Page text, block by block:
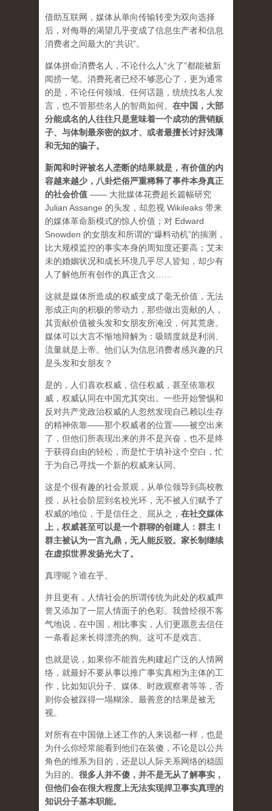
借助互联网，媒体从单向传输转变为双向选择
后，对侮辱的渴望几乎变成了信息生产者和信息
消费者之间最大的“共识”。
媒体拼命消费名人，不论什么人“火了”都能被新
闻捞一笔。消费死者已经不够恶心了，更为通常
的是，不论任何领域、任何话题，统统找名人发
言，也不管那些名人的智商如何。 在中国，大部
分能成名的人往往只是意味着一个成功的营销贩
子、与体制最亲密的奴才、或者最擅长讨好浅薄
和无知的骗子。
新闻和时评被名人垄断的结果就是，有价值的内
容越来越少，八卦烂俗严重稀释了事件本身真正
的社会价值 —— 大批媒体花费超长篇幅研究
Julian Assange 的头发，却忽视 Wikileaks 带来
的媒体革命新模式的惊人价值；对 Edward
Snowden 的女朋友和所谓的“爆料动机”的揣测，
比大规模监控的事实本身的周知度还要高；艾未
未的婚姻状况和成长环境几乎尽人皆知，却少有
人了解他所有创作的真正含义……
这就是媒体所造成的权威变成了毫无价值，无法
形成正向的积极的带动力，那些做出贡献的人，
其贡献价值被头发和女朋友所淹没，何其荒唐。
媒体可以大言不惭地辩解为：吸睛度就是利润、
流量就是上帝。他们认为信息消费者感兴趣的只
是头发和女朋友？
是的，人们喜欢权威，信任权威，甚至依靠权
威，权威认同在中国尤其突出。一些开始警惕和
反对共产党政治权威的人忽然发现自己赖以生存
的精神依靠——那个权威者的位置——被空出来
了，但他们所表现出来的并不是兴奋，也不是终
于获得自由的轻松，而是忙于填补这个空白，忙
于为自己寻找一个新的权威来认同。
这是个很有趣的社会景观，从单位领导到高校教
授，从社会阶层到名校光环，无不被人们赋予了
权威的地位，于是信任之、屈从之， 在社交媒体
上，权威甚至可以是一个群聊的创建人：群主！
群主被认为一言九鼎，无人能反驳。家长制继续
在虚拟世界发扬光大了。
真理呢？谁在乎。
并且更有，人情社会的所谓传统为此处的权威声
誉又添加了一层人情面子的色彩。我曾经很不客
气地说，在中国，相比事实，人们更愿意去信任
一条看起来长得漂亮的狗。这可不是戏言。
也就是说，如果你不能首先构建起广泛的人情网
络，就最好不要从事以推广事实真相为主体的工
作，比如知识分子、媒体、时政观察者等等，否
则你会被踩得一塌糊涂。最善意的结果是被无
视。
对所有在中国做上述工作的人来说都一样，也是
为什么你经常能看到他们在装傻，不论是以公共
角色的维系为目的，还是以人际关系网络的稳固
为目的。 很多人并不傻，并不是无从了解事实，
但他们会在很大程度上无法实现捍卫事实真理的
知识分子基本职能。